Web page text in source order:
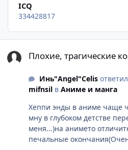
ICQ
334428817
Плохие, трагические
Инь"Angel"Celis
mifnsil в Аниме и манга
Хеппи энды в аниме чаще
мну в глубоком детстве
меня...)на анимето
печальные